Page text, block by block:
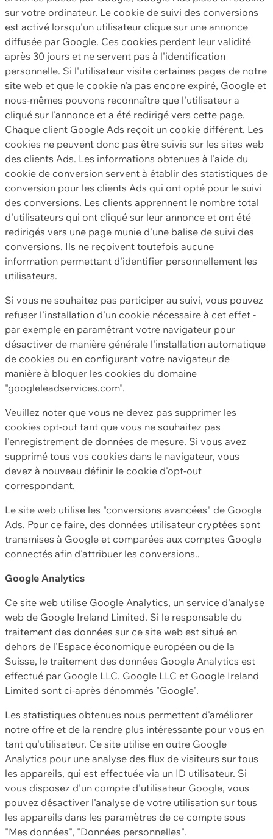
sur votre ordinateur. Le cookie de suivi des conversions
est activé lorsqu'un utilisateur clique sur une annonce
diffusée par Google. Ces cookies perdent leur validité
après 30 jours et ne servent pas à l'identification
personnelle. Si l'utilisateur visite certaines pages de notre
site web et que le cookie n'a pas encore expiré, Google et
nous-mêmes pouvons reconnaître que l'utilisateur a
cliqué sur l'annonce et a été redirigé vers cette page.
Chaque client Google Ads reçoit un cookie différent. Les
cookies ne peuvent donc pas être suivis sur les sites web
des clients Ads. Les informations obtenues à l'aide du
cookie de conversion servent à établir des statistiques de
conversion pour les clients Ads qui ont opté pour le suivi
des conversions. Les clients apprennent le nombre total
d'utilisateurs qui ont cliqué sur leur annonce et ont été
redirigés vers une page munie d'une balise de suivi des
conversions. Ils ne reçoivent toutefois aucune
information permettant d'identifier personnellement les
utilisateurs.
Si vous ne souhaitez pas participer au suivi, vous pouvez
refuser l'installation d'un cookie nécessaire à cet effet -
par exemple en paramétrant votre navigateur pour
désactiver de manière générale l'installation automatique
de cookies ou en configurant votre navigateur de
manière à bloquer les cookies du domaine
"googleleadservices.com".
Veuillez noter que vous ne devez pas supprimer les
cookies opt-out tant que vous ne souhaitez pas
l'enregistrement de données de mesure. Si vous avez
supprimé tous vos cookies dans le navigateur, vous
devez à nouveau définir le cookie d'opt-out
correspondant.
Le site web utilise les "conversions avancées" de Google
Ads. Pour ce faire, des données utilisateur cryptées sont
transmises à Google et comparées aux comptes Google
connectés afin d'attribuer les conversions..
Google Analytics
Ce site web utilise Google Analytics, un service d'analyse
web de Google Ireland Limited. Si le responsable du
traitement des données sur ce site web est situé en
dehors de l'Espace économique européen ou de la
Suisse, le traitement des données Google Analytics est
effectué par Google LLC. Google LLC et Google Ireland
Limited sont ci-après dénommés "Google".
Les statistiques obtenues nous permettent d'améliorer
notre offre et de la rendre plus intéressante pour vous en
tant qu'utilisateur. Ce site utilise en outre Google
Analytics pour une analyse des flux de visiteurs sur tous
les appareils, qui est effectuée via un ID utilisateur. Si
vous disposez d'un compte d'utilisateur Google, vous
pouvez désactiver l'analyse de votre utilisation sur tous
les appareils dans les paramètres de ce compte sous
"Mes données", "Données personnelles".